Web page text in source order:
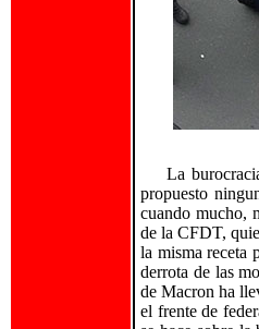
La
propuesto
cuando mucho,
de la CFDT,
la misma receta
derrota de las
de Macron ha
el frente de